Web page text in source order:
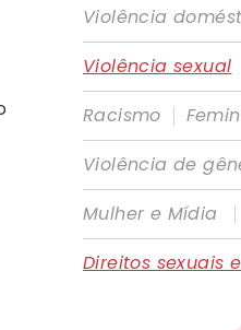
Violência
Violência sexual
Racismo |
Violência de
Mulher e Mídia
|
Direitos sexuais